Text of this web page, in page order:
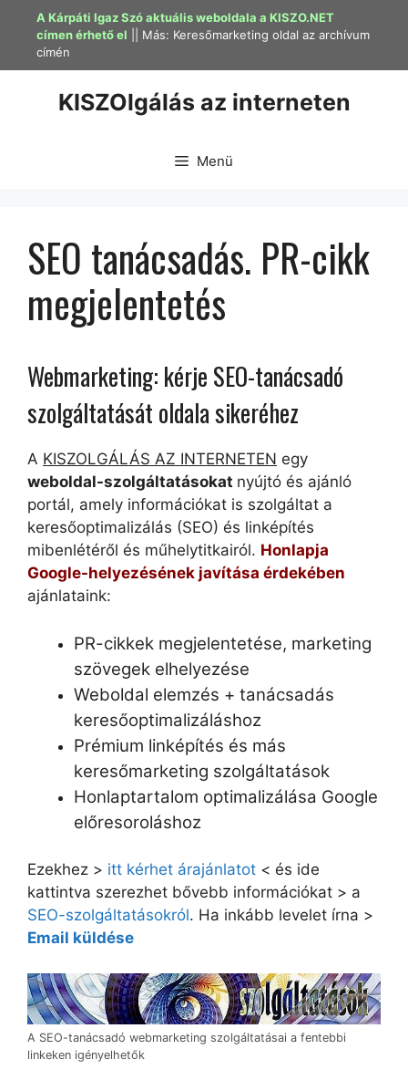
Kilépés
tartalomba
A Kárpáti Igaz Szó aktuális weboldala a KISZO.NET
címen érhető el || Más: Keresőmarketing oldal az archívum
címén
KISZOlgálás az interneten
Menü
SEO tanácsadás. PR-cikk
megjelentetés
Webmarketing: kérje SEO-tanácsadó
szolgáltatását oldala sikeréhez
A KISZOLGÁLÁS AZ INTERNETEN egy
weboldal-szolgáltatásokat nyújtó és ajánló
portál, amely információkat is szolgáltat a
keresőoptimalizálás (SEO) és linképítés
mibenlétéről és műhelytitkairól. Honlapja
Google-helyezésének javítása érdekében
ajánlataink:
PR-cikkek megjelentetése, marketing
szövegek elhelyezése
Weboldal elemzés + tanácsadás
keresőoptimalizáláshoz
Prémium linképítés és más
keresőmarketing szolgáltatások
Honlaptartalom optimalizálása Google
előresoroláshoz
Ezekhez > itt kérhet árajánlatot < és ide
kattintva szerezhet bővebb információkat > a
SEO-szolgáltatásokról. Ha inkább levelet írna >
Email küldése
A SEO-tanácsadó webmarketing szolgáltatásai a fentebbi
linkeken igényelhetők